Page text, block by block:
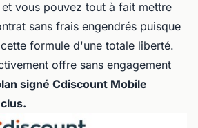
et vous pouvez tout à fait mettre
sans frais engendrés puisque
formule d'une totale liberté.
offre sans engagement
signé Cdiscount Mobile